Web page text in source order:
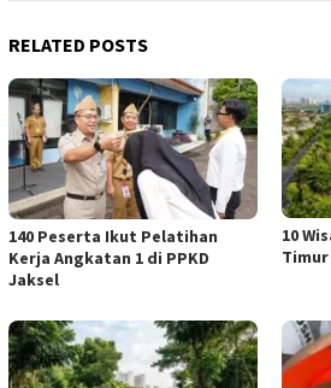
RELATED POSTS
140 Peserta Ikut Pelatihan
Kerja Angkatan 1 di PPKD
Jaksel
10